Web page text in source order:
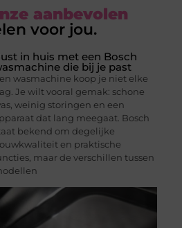
aanbevolen
voor jou.
in huis met een Bosch
die bij je past
wasmachine koop je niet elke
Je wilt vooral gemak: schone
weinig storingen en een
dat lang meegaat. Bosch
bekend om degelijke
en praktische
maar de verschillen tussen